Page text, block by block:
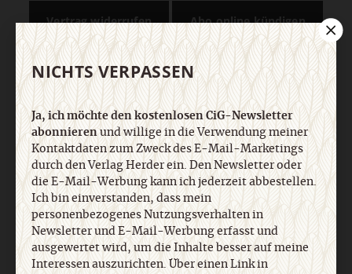
Vertrag widerrufen Abo online kündigen
Nach oben
NICHTS VERPASSEN
Ja, ich möchte den kostenlosen CiG-Newsletter
abonnierenund willige in die Verwendung meiner
Kontaktdaten zum Zweck des E-Mail-Marketings
durch den Verlag Herder ein. Den Newsletter oder
die E-Mail-Werbung kann ich jederzeit abbestellen.
Ich bin einverstanden, dass mein
personenbezogenes Nutzungsverhalten in
Newsletter und E-Mail-Werbung erfasst und
ausgewertet wird, um die Inhalte besser auf meine
Interessen auszurichten. Über einen Link in